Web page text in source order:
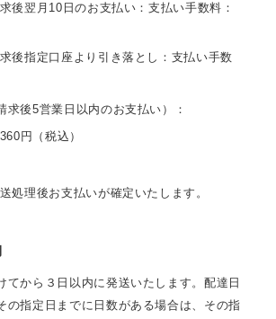
後翌月10日のお支払い：支払い手数料：
後指定口座より引き落とし：支払い手数
求後5営業日以内のお支払い）：
円（税込）
処理後お支払いが確定いたします。
てから３日以内に発送いたします。配達日
の指定日までに日数がある場合は、その指